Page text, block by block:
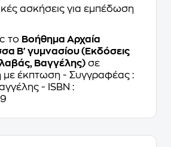
ασκήσεις για εμπέδωση
το Βοήθημα Αρχαία
Β' γυμνασίου (Εκδόσεις
Βαγγέλης) σε
με έκπτωση - Συγγραφέας :
- ISBN :